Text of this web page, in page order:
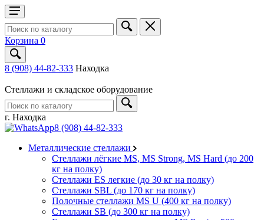
Корзина 0
8 (908) 44-82-333 Находка
Стеллажи и складское оборудование
г. Находка
8 (908) 44-82-333
Металлические стеллажи
Стеллажи лёгкие MS, MS Strong, MS Hard (до 200
кг на полку)
Стеллажи ES легкие (до 30 кг на полку)
Стеллажи SBL (до 170 кг на полку)
Полочные стеллажи MS U (400 кг на полку)
Стеллажи SB (до 300 кг на полку)